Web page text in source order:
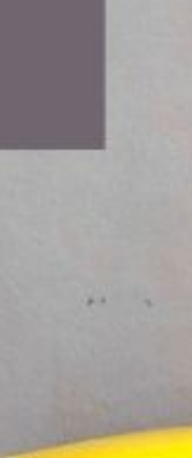
DBIR 2025 visar att 15 procent
från arbetsgivarens
anställda ofta laddar upp
uppladdade kan de användas
i mobila
kan oavsiktligt utgöra
2025 inträffade ett intrång där
Det visar att även
missbruk och omfattar även
i Norden